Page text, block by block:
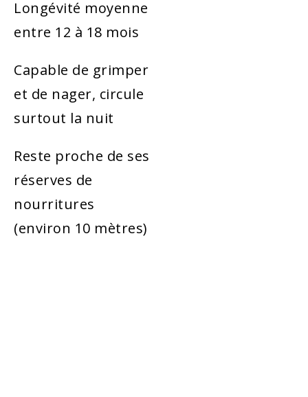
Longévité moyenne
entre 12 à 18 mois
Capable de grimper
et de nager, circule
surtout la nuit
Reste proche de ses
réserves de
nourritures
(environ 10 mètres)